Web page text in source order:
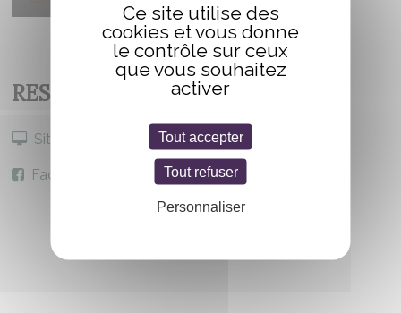
RESTER CONNECTÉ
Site internet
Facebook
Ce site utilise des
cookies et vous donne
le contrôle sur ceux
que vous souhaitez
activer
Tout accepter
Tout refuser
Personnaliser